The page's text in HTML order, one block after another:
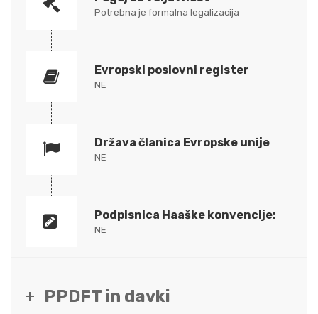
Potrebna je formalna legalizacija
Evropski poslovni register
NE
Država članica Evropske unije
NE
Podpisnica Haaške konvencije:
NE
PPDFT in davki